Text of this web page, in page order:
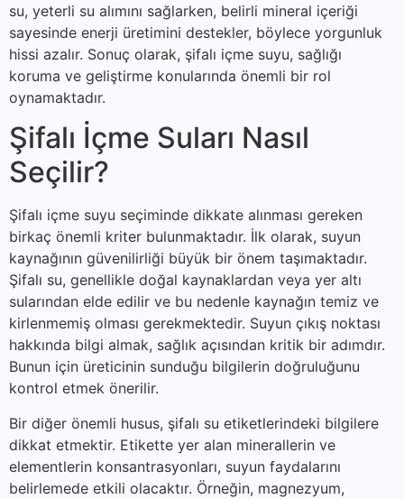
su, yeterli su alımını sağlarken, belirli mineral içeriği
sayesinde enerji üretimini destekler, böylece yorgunluk
hissi azalır. Sonuç olarak, şifalı içme suyu, sağlığı
koruma ve geliştirme konularında önemli bir rol
oynamaktadır.
Şifalı İçme Suları Nasıl
Seçilir?
Şifalı içme suyu seçiminde dikkate alınması gereken
birkaç önemli kriter bulunmaktadır. İlk olarak, suyun
kaynağının güvenilirliği büyük bir önem taşımaktadır.
Şifalı su, genellikle doğal kaynaklardan veya yer altı
sularından elde edilir ve bu nedenle kaynağın temiz ve
kirlenmemiş olması gerekmektedir. Suyun çıkış noktası
hakkında bilgi almak, sağlık açısından kritik bir adımdır.
Bunun için üreticinin sunduğu bilgilerin doğruluğunu
kontrol etmek önerilir.
Bir diğer önemli husus, şifalı su etiketlerindeki bilgilere
dikkat etmektir. Etikette yer alan minerallerin ve
elementlerin konsantrasyonları, suyun faydalarını
belirlemede etkili olacaktır. Örneğin, magnezyum,